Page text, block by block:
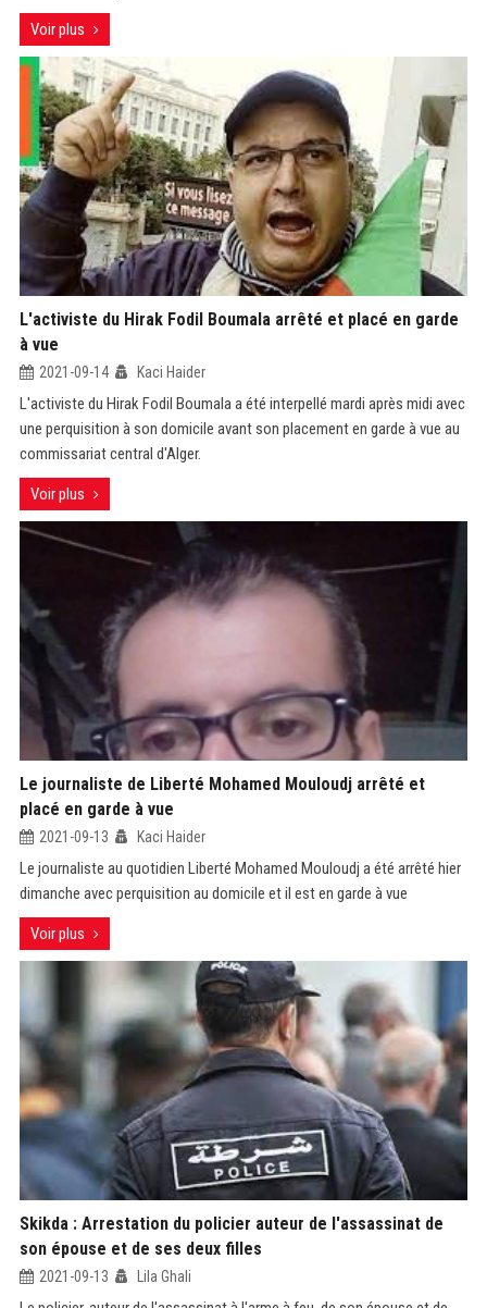
Voir plus
L'activiste du Hirak Fodil Boumala arrêté et placé en garde
à vue
2021-09-14 Kaci Haider
L'activiste du Hirak Fodil Boumala a été interpellé mardi après midi avec
une perquisition à son domicile avant son placement en garde à vue au
commissariat central d'Alger.
Voir plus
Le journaliste de Liberté Mohamed Mouloudj arrêté et
placé en garde à vue
2021-09-13 Kaci Haider
Le journaliste au quotidien Liberté Mohamed Mouloudj a été arrêté hier
dimanche avec perquisition au domicile et il est en garde à vue
Voir plus
Skikda : Arrestation du policier auteur de l'assassinat de
son épouse et de ses deux filles
2021-09-13 Lila Ghali